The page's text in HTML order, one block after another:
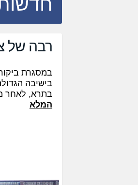
רבה של
במסגרת
בישיבה
בתרא, לאחר
המלא